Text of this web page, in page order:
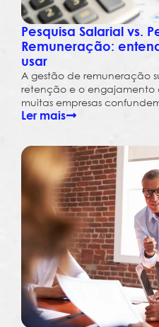
Pesquisa Salarial vs.
Remuneração:
usar
A gestão de remuneração
retenção e o engajamento
muitas empresas
Ler mais